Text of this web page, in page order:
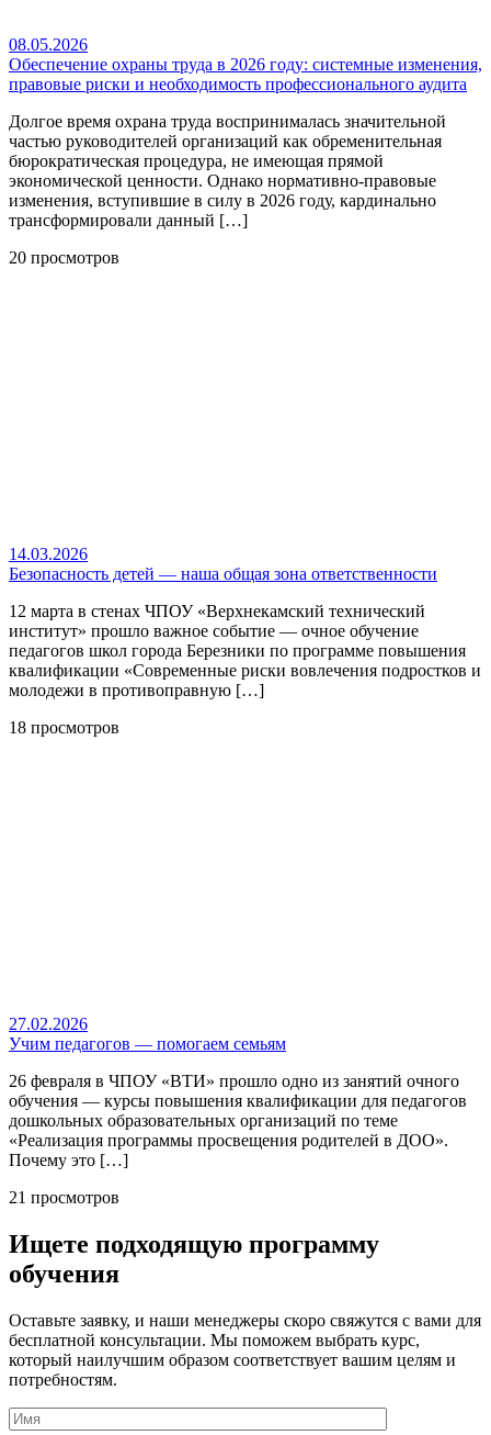
08.05.2026
Обеспечение охраны труда в 2026 году: системные изменения,
правовые риски и необходимость профессионального аудита
Долгое время охрана труда воспринималась значительной
частью руководителей организаций как обременительная
бюрократическая процедура, не имеющая прямой
экономической ценности. Однако нормативно-правовые
изменения, вступившие в силу в 2026 году, кардинально
трансформировали данный […]
20 просмотров
14.03.2026
Безопасность детей — наша общая зона ответственности
12 марта в стенах ЧПОУ «Верхнекамский технический
институт» прошло важное событие — очное обучение
педагогов школ города Березники по программе повышения
квалификации «Современные риски вовлечения подростков и
молодежи в противоправную […]
18 просмотров
27.02.2026
Учим педагогов — помогаем семьям
26 февраля в ЧПОУ «ВТИ» прошло одно из занятий очного
обучения — курсы повышения квалификации для педагогов
дошкольных образовательных организаций по теме
«Реализация программы просвещения родителей в ДОО».
Почему это […]
21 просмотров
Ищете подходящую программу
обучения
Оставьте заявку, и наши менеджеры скоро свяжутся с вами для
бесплатной консультации. Мы поможем выбрать курс,
который наилучшим образом соответствует вашим целям и
потребностям.